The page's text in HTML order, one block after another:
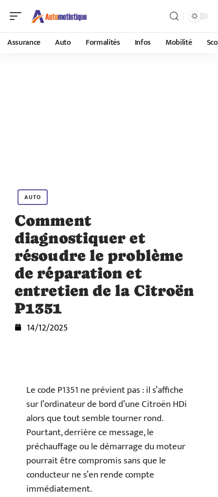
Assurance Auto Formalités Infos Mobilité
AUTO
Comment
diagnostiquer et
résoudre le problème
de réparation et
entretien de la Citroën
P1351
14/12/2025
Le code P1351 ne prévient pas : il s’affiche
sur l’ordinateur de bord d’une Citroën HDi
alors que tout semble tourner rond.
Pourtant, derrière ce message, le
préchauffage ou le démarrage du moteur
pourrait être compromis sans que le
conducteur ne s’en rende compte
immédiatement.